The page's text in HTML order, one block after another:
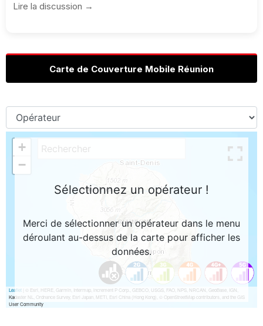
Lire la discussion →
Carte de Couverture Mobile Réunion